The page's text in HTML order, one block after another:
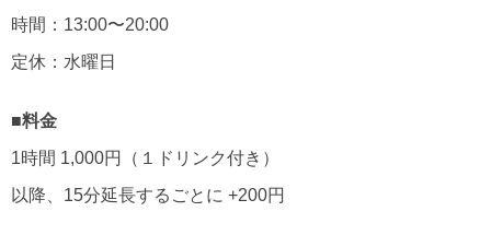
時間：13:00〜20:00
定休：水曜日
■料金
1時間 1,000円（１ドリンク付き）
以降、15分延長するごとに +200円